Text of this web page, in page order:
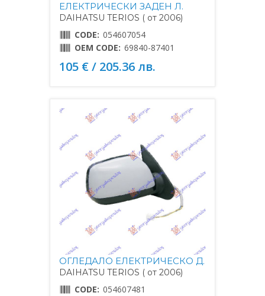
ЕЛЕКТРИЧЕСКИ ЗАДЕН Л.
DAIHATSU TERIOS ( от 2006)
CODE: 054607054
OEM CODE: 69840-87401
105 € / 205.36 лв.
ОГЛЕДАЛО ЕЛЕКТРИЧЕСКО Д.
DAIHATSU TERIOS ( от 2006)
CODE: 054607481